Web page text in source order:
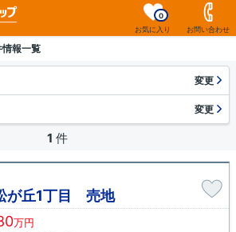
お気に入り
0
お問い合わせ
報一覧
変更
変更
1 件
が丘1丁目 売地
万円